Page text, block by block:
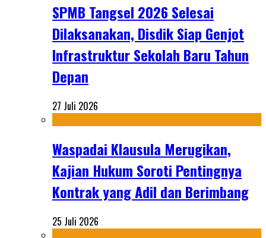
SPMB Tangsel 2026 Selesai
Dilaksanakan, Disdik Siap Genjot
Infrastruktur Sekolah Baru Tahun
Depan
27 Juli 2026
Waspadai Klausula Merugikan,
Kajian Hukum Soroti Pentingnya
Kontrak yang Adil dan Berimbang
25 Juli 2026